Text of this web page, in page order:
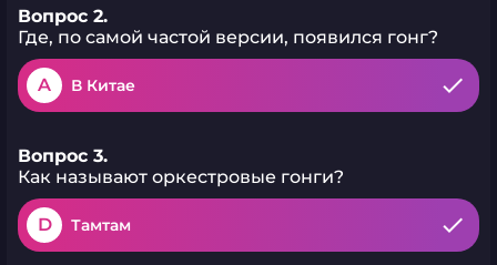
Вопрос 2.
Где, по самой частой версии, появился гонг?
A В Китае
Вопрос 3.
Как называют оркестровые гонги?
D Тамтам